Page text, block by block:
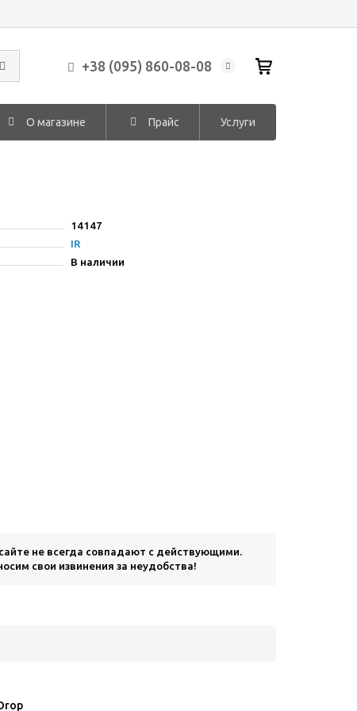
+38 (095) 860-08-08
О магазине Прайс Услуги
14147
IR
В наличии
не всегда совпадают с действующими.
свои извинения за неудобства!